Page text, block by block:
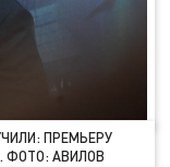
ПРЕМЬЕРУ
ФОТО: АВИЛОВ